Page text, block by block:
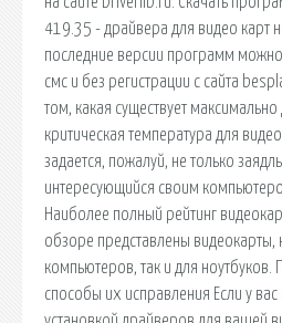
419.35 - драйвера для видео карт
последние версии программ можно
смс и без регистрации с сайта
том, какая существует
критическая температура для
задается, пожалуй, не только
интересующийся своим
Наиболее полный рейтинг
обзоре представлены видеокарты,
компьютеров, так и для
способы их исправления Если у